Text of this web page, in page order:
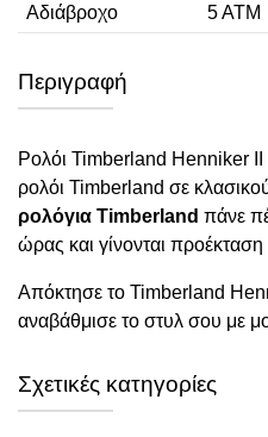
Αδιάβροχο
5 ΑΤΜ
Περιγραφή
Ρολόι Timberland Henniker
ρολόι Timberland σε
ρολόγια Timberland πάνε
ώρας και γίνονται
Απόκτησε το Timberland
αναβάθμισε το στυλ σου με
Σχετικές κατηγορίες